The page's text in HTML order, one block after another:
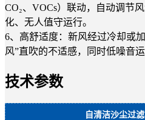
CO₂、VOCs）联动，自动调节
化、无人值守运行。
6、高舒适度：新风经过冷却或
风”直吹的不适感，同时低噪音
技术参数
自清洁沙尘过